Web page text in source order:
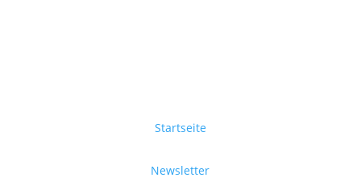
Startseite
Newsletter